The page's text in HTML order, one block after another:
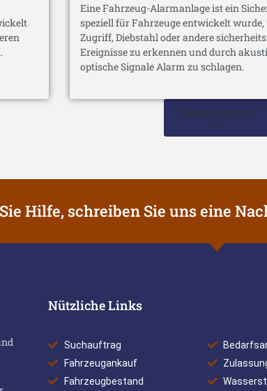
Eine Fahrzeug-Alarmanlage ist ein
speziell für Fahrzeuge entwickelt
Zugriff, Diebstahl oder andere
Ereignisse zu erkennen und durch
optische Signale Alarm zu schlagen.
weitere zeigen
Hilfe, schreiben Sie uns eine
Nützliche Links
Suchauftrag
Fahrzeugankauf
Fahrzeugbestand